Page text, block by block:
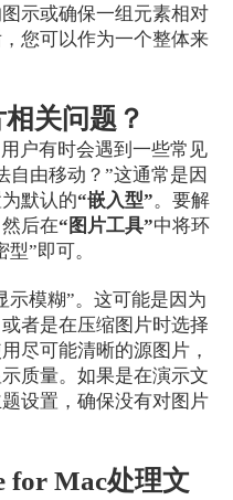
示或确保一组元素相对
您可以作为一个整体来
关问题？
户有时会遇到一些常见
自由移动？”这通常是因
默认的“嵌入型”。要解
后在“图片工具”中将环
”即可。
示模糊”。这可能是因为
者是在压缩图片时选择
尽可能清晰的源图片，
质量。如果是在演示文
设置，确保没有对图片
for Mac处理文